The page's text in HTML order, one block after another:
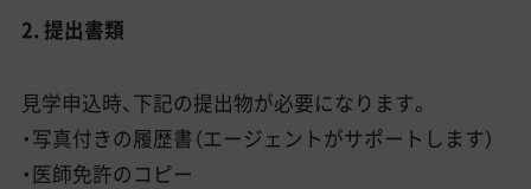
2. 提出書類
見学申込時、下記の提出物が必要になります。
・写真付きの履歴書（エージェントがサポートします）
・医師免許のコピー